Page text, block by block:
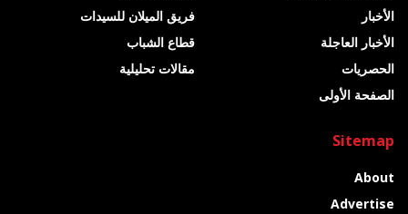
الأخبار
الأخبار العاجلة
الحصريات
الصفحة الأولى
فريق الميلان للسيدات
قطاع الشباب
مقالات تحليلية
Sitemap
About
Advertise